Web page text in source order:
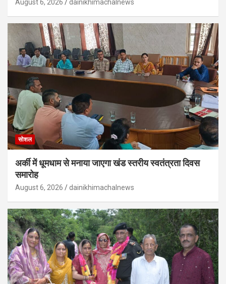
August 6, 2026 dainikhimachalnews
सोशल
अर्की में धूमधाम से मनाया जाएगा खंड स्तरीय स्वतंत्रता दिवस
समारोह
August 6, 2026 dainikhimachalnews